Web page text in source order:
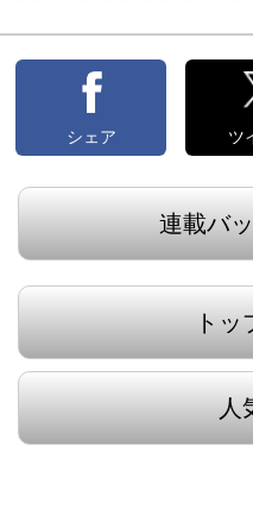
シェア ツ
連載バ
トッ
人